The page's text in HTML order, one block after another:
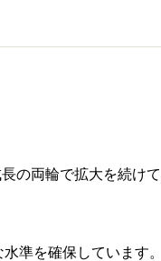
の両輪で拡大を続けて
準を確保しています。